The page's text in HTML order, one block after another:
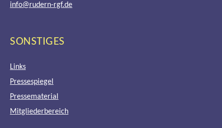
info@rudern-rgf.de
SONSTIGES
Links
Pressespiegel
Pressematerial
Mitgliederbereich